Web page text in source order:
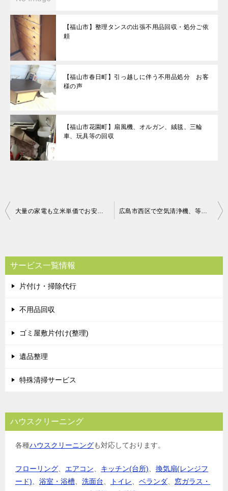
【福山市】整理タンスの出張不用品回収・処分ご依
頼
【福山市春日町】引っ越しに伴う不用品処分 お客
様の声
【福山市花園町】扇風機、オルガン、絨毯、三輪
車、玩具等の回収
投
ビ
ゲ
ー
シ
大量の家電も立米単価でお安く回収可能！手際よく作業員さんが積み込んでくれたので早かった、とお喜び頂けました！ 広島市西区で空気清浄機、等回収のお客様の声
サービス一覧情報
片付け・掃除代行
不用品回収
ゴミ屋敷片付け(整理)
遺品整理
特殊清掃サービス
ハウスクリーニング
各種ハウスクリーニングも対応しております。
フローリング エアコン キッチン(台所)
換気扇(レンジフ
ード)
浴室・浴槽 洗面台 トイレ ベランダ
窓ガラス・